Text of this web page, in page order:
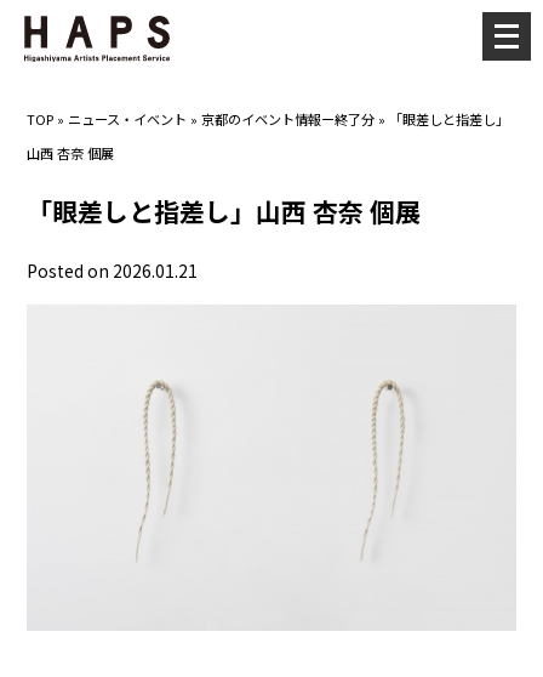
TOP » ニュース・イベント »京都のイベント情報ー終了分 »
「眼差しと指差し」
山西 杏奈 個展
「眼差しと指差し」山西 杏奈 個展
Posted on 2026.01.21
メ
ニ
ー